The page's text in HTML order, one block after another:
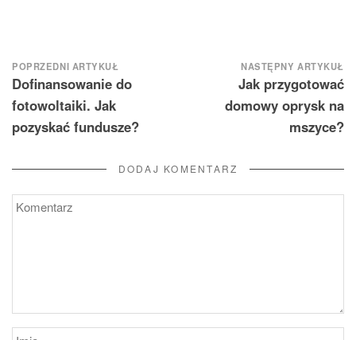
Nawigacja
wpisu
POPRZEDNI ARTYKUŁ
Dofinansowanie do
fotowoltaiki. Jak
pozyskać fundusze?
NASTĘPNY ARTYKUŁ
Jak przygotować
domowy oprysk na
mszyce?
DODAJ KOMENTARZ